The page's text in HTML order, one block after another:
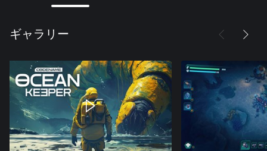
ギャラリー